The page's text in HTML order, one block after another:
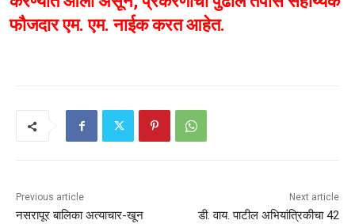
फौजदार एम. एम. नाईक करत आहेत.
Previous article
नसरापूर बालिका अत्याचार-खून
Next article
डी. वाय. पाटील अभियांत्रिकीचा 42